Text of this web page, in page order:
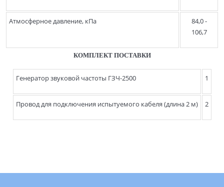
Атмосферное давление, кПа
84,0 -
106,7
КОМПЛЕКТ ПОСТАВКИ
Генератор звуковой частоты ГЗЧ-2500 1
Провод для подключения испытуемого кабеля (длина 2 м) 2